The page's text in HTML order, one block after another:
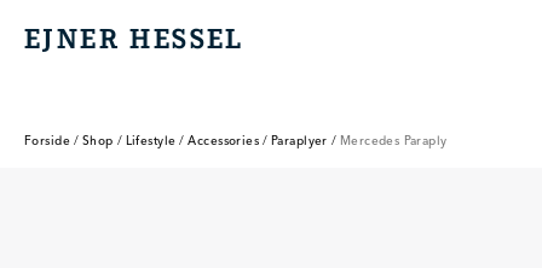
EJNER HESSEL
EJNER HESSEL
Forside / Shop / Lifestyle / Accessories / Paraplyer / Mercedes Paraply